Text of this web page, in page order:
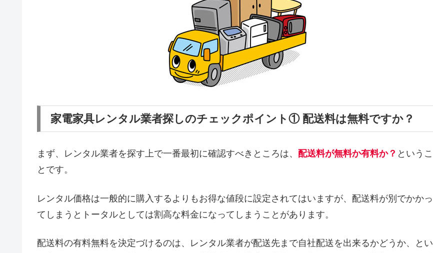
家電家具レンタル業者探しのチェックポイント① 配送料は無料ですか？
まず、レンタル業者を探す上で一番最初に確認すべきところは、 配送料が無料か有料か？ というこ
とです。
レンタル価格は一般的に購入するよりもお得な値段に設定されてはいますが、配送料が別でかかっ
てしまうとトータルとしては割高な料金になってしまうことがあります。
配送料の有料無料を決定づけるのは、レンタル業者が配送先まで自社配送を出来るかどうか、とい